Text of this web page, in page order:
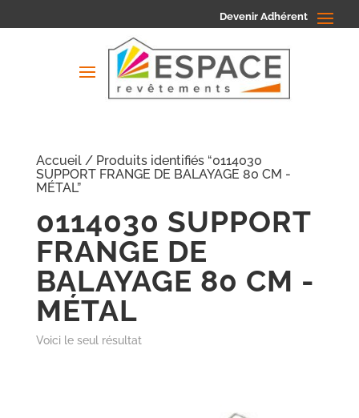
Devenir Adhérent
Accueil/ Produits identifiés “0114030
SUPPORT FRANGE DE BALAYAGE 80 CM -
MÉTAL”
0114030 SUPPORT
FRANGE DE
BALAYAGE 80 CM -
MÉTAL
Voici le seul résultat